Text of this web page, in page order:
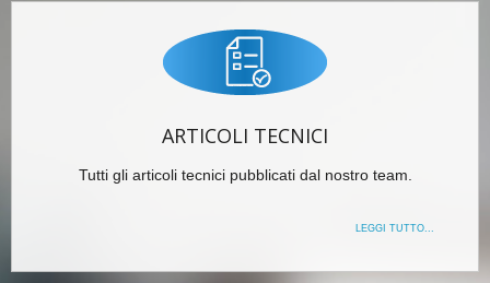
ARTICOLI TECNICI
Tutti gli articoli tecnici pubblicati dal nostro team.
LEGGI TUTTO...